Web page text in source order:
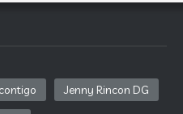
Jenny Rincon DG